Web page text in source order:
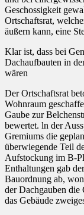
Geschossigkeit
Ortschaftsrat,
äußern kann, eine
Klar ist, dass bei
Dachaufbauten in
wären
Der Ortschaftsrat
Wohnraum
Gaube zur
bewertet. ln der
Gremiums die
überwiegende Teil
Aufstockung im B-
Enthaltungen gab
Bauordnung ab,
der Dachgauben die
das Gebäude